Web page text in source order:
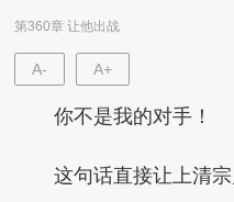
第360章 让他出战
A- A+
你不是我的对手！
这句话直接让上清宗